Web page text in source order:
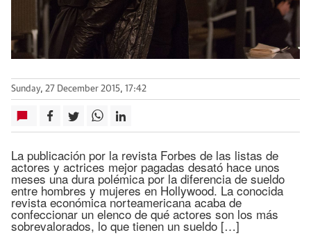
Sunday, 27 December 2015, 17:42
La publicación por la revista Forbes de las listas de
actores y actrices mejor pagadas desató hace unos
meses una dura polémica por la diferencia de sueldo
entre hombres y mujeres en Hollywood. La conocida
revista económica norteamericana acaba de
confeccionar un elenco de qué actores son los más
sobrevalorados, lo que tienen un sueldo […]